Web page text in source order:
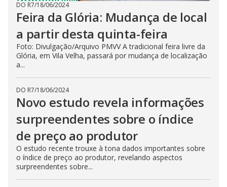
DO R7/18/06/2024
Feira da Glória: Mudança de local
a partir desta quinta-feira
Foto: Divulgação/Arquivo PMVV A tradicional feira livre da
Glória, em Vila Velha, passará por mudança de localização
a...
DO R7/18/06/2024
Novo estudo revela informações
surpreendentes sobre o índice
de preço ao produtor
O estudo recente trouxe à tona dados importantes sobre
o índice de preço ao produtor, revelando aspectos
surpreendentes sobre...